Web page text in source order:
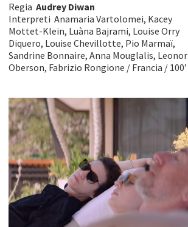
Regia Audrey Diwan
Interpreti Anamaria Vartolomei, Kacey
Mottet-Klein, Luàna Bajrami, Louise Orry
Diquero, Louise Chevillotte, Pio Marmaï,
Sandrine Bonnaire, Anna Mouglalis, Leonor
Oberson, Fabrizio Rongione / Francia / 100’